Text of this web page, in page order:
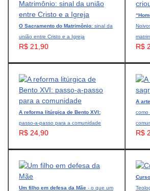
O Sacramento do Matrimônio: sinal da
união entre Cristo e a Igreja
R$ 21,90 R$
A reforma litúrgica de Bento XVI:
passo-a-passo para a comunidade
R$ 24,90
A
como
R$
Um filho em defesa da Mãe - o que um